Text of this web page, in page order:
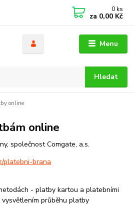
Menu
Hledat
0 ks
za 0,00 Kč
online
online
společnost Comgate, a.s.
platebni-brana
- platby kartou a platebními
průběhu platby